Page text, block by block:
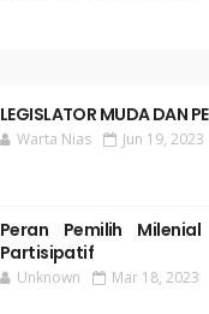
LEGISLATOR MUDA DAN
Warta Nias Jun 19, 2023
Peran Pemilih
Partisipatif
Unknown Mar 18, 2023